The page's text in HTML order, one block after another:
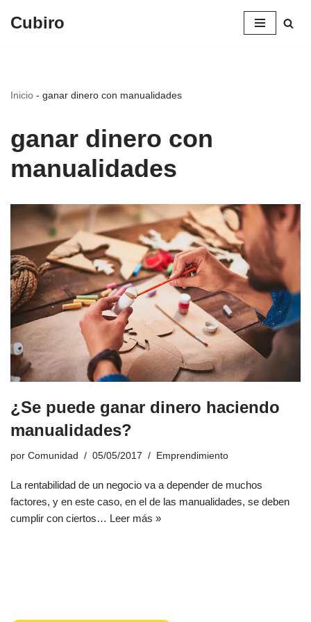
Cubiro
Inicio - ganar dinero con manualidades
ganar dinero con
manualidades
¿Se puede ganar dinero haciendo
manualidades?
por Comunidad 05/05/2017 Emprendimiento
La rentabilidad de un negocio va a depender de muchos
factores, y en este caso, en el de las manualidades, se deben
cumplir con ciertos… Leer más »